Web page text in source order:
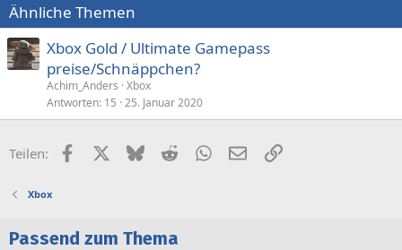
Ähnliche Themen
Xbox Gold / Ultimate Gamepass
preise/Schnäppchen?
Achim_Anders Xbox
Antworten 15 25. Januar 2020
Teilen: FacebookX (Twitter)
BlueskyRedditWhatsApp
E-MailLink
Xbox
Passend zum Thema